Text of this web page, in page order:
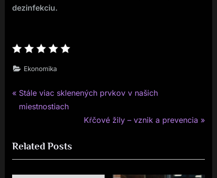
dezinfekciu.
Ekonomika
Navigace
P
r
i
o
u
Stále viac sklenených prvkov v našich
miestnostiach
N
t
P
Kŕčové žily – vznik a prevencia
Related Posts